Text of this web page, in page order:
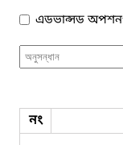
এডভান্সড
নং